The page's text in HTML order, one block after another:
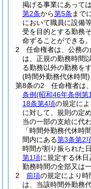
掲げる事業にあって
第2条から第5条 まで
において職員に設備
受を目的とする勤務
命ずることができる。
2
任命権者は、公務
は、正規の勤務時間
る勤務以外の勤務を
(時間外勤務代休時間)
第8条の2
任命権者は、
条例(昭和46年条例第
18条第4項の規定に
に対して、規則の定
当の一部の支給に代
「時間外勤務代休時
間内にある第3条第2
時間が割り振られた日
第1項に規定する休
勤務時間の全部又は
2
前項の規定により
は、当該時間外勤務